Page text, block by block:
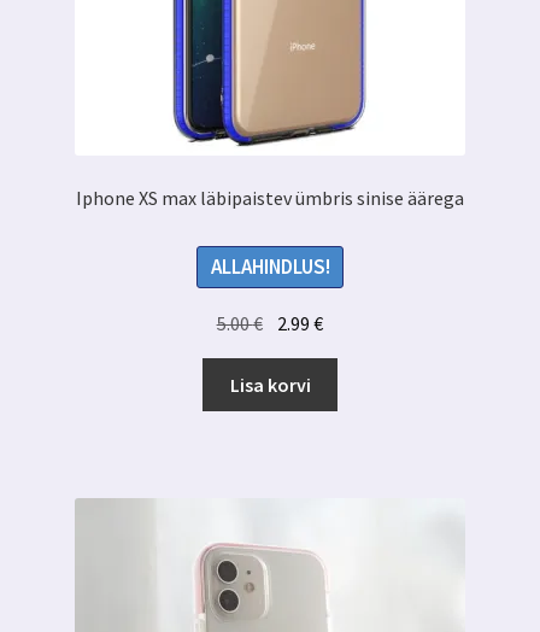
Iphone XS max läbipaistev ümbris sinise äärega
ALLAHINDLUS!
5.00€ Algne
oli:
5.00 €.
2.99€Praegune
2.99 €.
Lisa korvi